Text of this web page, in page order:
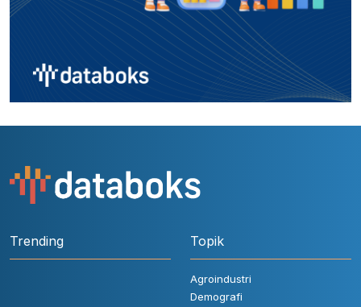
Trending Topik
Agroindustri
Demografi